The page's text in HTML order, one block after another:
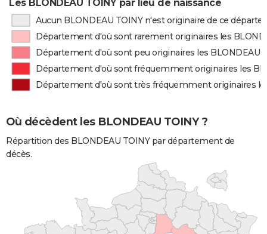
Les BLONDEAU TOINY par lieu de naissance
Aucun BLONDEAU TOINY n'est originaire de ce
Département d'où sont rarement originaires les
Département d'où sont peu originaires les BLONDEAU
Département d'où sont fréquemment originaires les
Département d'où sont très fréquemment originaires
Où décèdent les BLONDEAU TOINY ?
Répartition des BLONDEAU TOINY par département de
décès.